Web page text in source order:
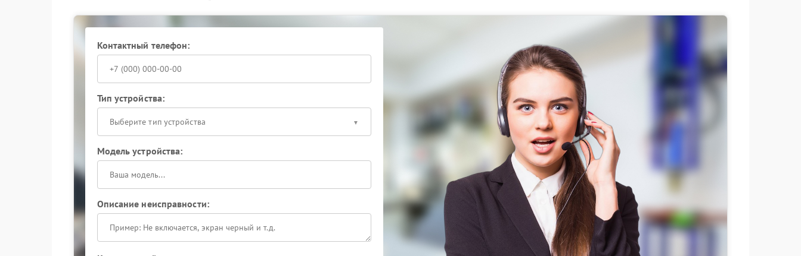
Контактный телефон:
Тип устройства:
Выберите тип устройства
Модель устройства:
Описание неисправности: